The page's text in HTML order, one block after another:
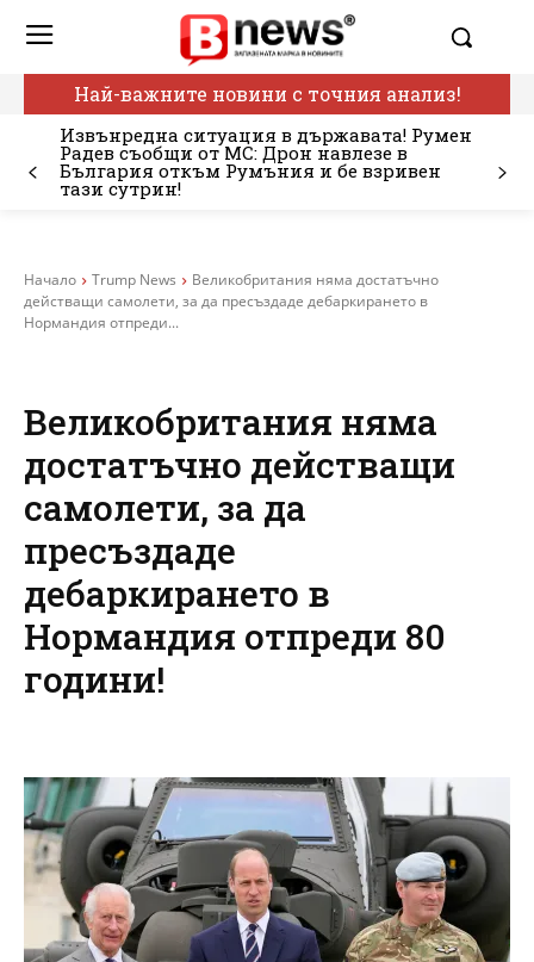
Най-важните новини с точния анализ!
Извънредна ситуация в държавата! Румен
Радев съобщи от МС: Дрон навлезе в
България откъм Румъния и бе взривен
тази сутрин!
Начало Trump News
Великобритания няма достатъчно
действащи самолети, за да пресъздаде дебаркирането в
Нормандия отпреди...
Великобритания няма
достатъчно действащи
самолети, за да
пресъздаде
дебаркирането в
Нормандия отпреди 80
години!